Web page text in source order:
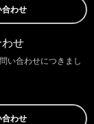
合わせ
せ
い合わせにつきまし
合わせ